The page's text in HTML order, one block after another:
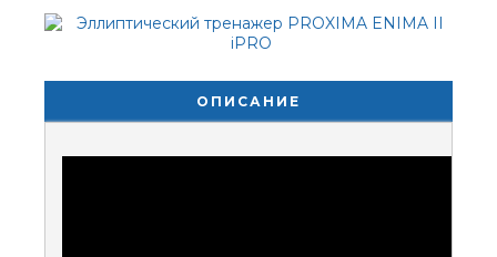
ОПИСАНИЕ